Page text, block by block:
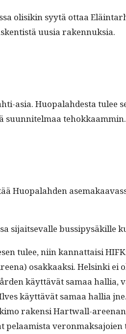
olisikin syytä ottaa
uusia rakennuksia.
asia. Huopalahdes­ta tulee
suun­nitel­maa tehokkaammin.
Huopalah­den
sijait­se­valle bus­sipysäkille
tulee, niin kan­nat­taisi
osakkaak­si. Helsin­ki
käyt­tävät samaa hal­lia,
käyt­tävät samaa hal­lia jne.
rak­en­si Hart­wall-
veron­mak­sajoien